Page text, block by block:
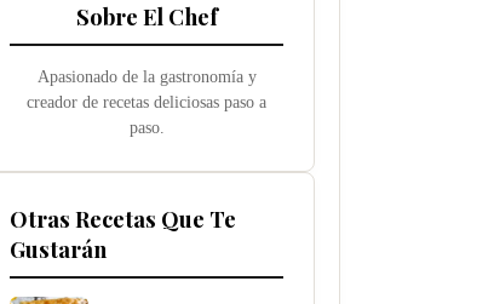
Sobre El Chef
Apasionado de la gastronomía y
creador de recetas deliciosas paso a
paso.
Otras Recetas Que Te
Gustarán